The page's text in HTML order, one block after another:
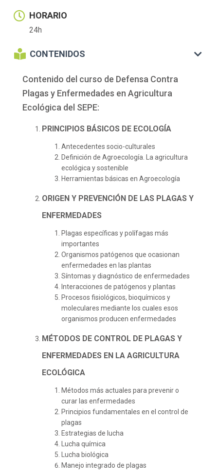
HORARIO
24h
CONTENIDOS
Contenido del curso de Defensa Contra
Plagas y Enfermedades en Agricultura
Ecológica del SEPE:
PRINCIPIOS BÁSICOS DE ECOLOGÍA
Antecedentes socio-culturales
Definición de Agroecología. La agricultura
ecológica y sostenible
Herramientas básicas en Agroecología
ORIGEN Y PREVENCIÓN DE LAS PLAGAS Y
ENFERMEDADES
Plagas específicas y polífagas más
importantes
Organismos patógenos que ocasionan
enfermedades en las plantas
Síntomas y diagnóstico de enfermedades
Interacciones de patógenos y plantas
Procesos fisiológicos, bioquímicos y
moleculares mediante los cuales esos
organismos producen enfermedades
MÉTODOS DE CONTROL DE PLAGAS Y
ENFERMEDADES EN LA AGRICULTURA
ECOLÓGICA
Métodos más actuales para prevenir o
curar las enfermedades
Principios fundamentales en el control de
plagas
Estrategias de lucha
Lucha química
Lucha biológica
Manejo integrado de plagas